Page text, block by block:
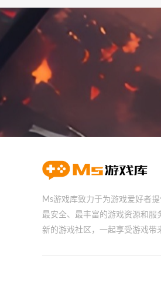
Ms游戏库致力于为游戏爱好者提
最安全、最丰富的游戏资源和服
新的游戏社区，一起享受游戏带